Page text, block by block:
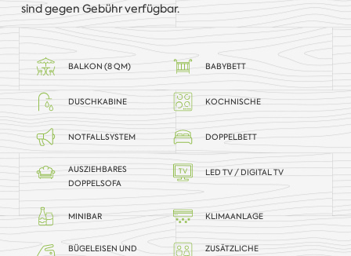
sind gegen Gebühr verfügbar.
BALKON (8 QM) BABYBETT
DUSCHKABINE KOCHNISCHE
NOTFALLSYSTEM DOPPELBETT
AUSZIEHBARES
DOPPELSOFA
LED TV / DIGITAL TV
MINIBAR KLIMAANLAGE
BÜGELEISEN UND
ZUSÄTZLICHE